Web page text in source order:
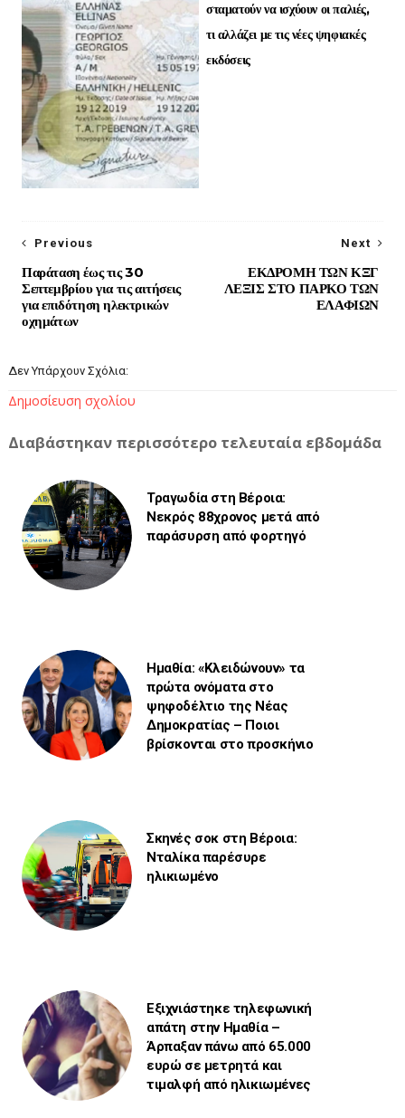
σταματούν να ισχύουν οι παλιές,
τι αλλάζει με τις νέες ψηφιακές
εκδόσεις
Next
ΕΚΔΡΟΜΗ ΤΩΝ ΚΞΓ
ΛΕΞΙΣ ΣΤΟ ΠΑΡΚΟ ΤΩΝ
ΕΛΑΦΙΩΝ
Previous
Παράταση έως τις 30
Σεπτεμβρίου για τις αιτήσεις
για επιδότηση ηλεκτρικών
οχημάτων
Δεν Υπάρχουν Σχόλια:
Δημοσίευση σχολίου
Διαβάστηκαν περισσότερο τελευταία εβδομάδα
Τραγωδία στη Βέροια:
Νεκρός 88χρονος μετά από
παράσυρση από φορτηγό
Ημαθία: «Κλειδώνουν» τα
πρώτα ονόματα στο
ψηφοδέλτιο της Νέας
Δημοκρατίας – Ποιοι
βρίσκονται στο προσκήνιο
Σκηνές σοκ στη Βέροια:
Νταλίκα παρέσυρε
ηλικιωμένο
Εξιχνιάστηκε τηλεφωνική
απάτη στην Ημαθία –
Άρπαξαν πάνω από 65.000
ευρώ σε μετρητά και
τιμαλφή από ηλικιωμένες